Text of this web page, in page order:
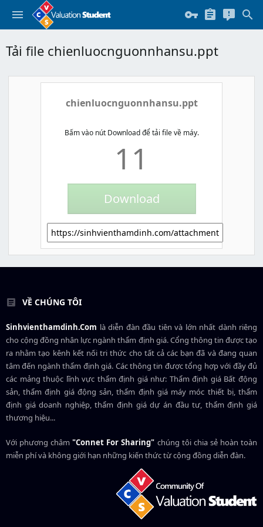
Tải file chienluocnguonnhansu.ppt
chienluocnguonnhansu.ppt
Bấm vào nút Download để tải file về máy.
11
VỀ CHÚNG TÔI
Sinhvienthamdinh.Com là diễn đàn đầu tiên và lớn nhất dành riêng
cho cộng đồng nhân lực ngànhthẩm định giá. Cổng thông tin được tạo
ra nhằm tạo kênh kết nối tri thức cho tất cả các bạn đã và đang quan
tâm đến ngành thẩm định giá. Các thông tin được tổng hợp với đầy đủ
các mảng thuộc lĩnh vực thẩm định giá như: Thẩm định giá Bất động
sản, thẩm định giá động sản, thẩm định giá máy móc thiết bị, thẩm
định giá doanh nghiệp, thẩm định giá dự án đầu tư, thẩm định giá
thương hiệu...
Với phương châm"Connet For Sharing" chúng tôi chia sẻ hoàn toàn
miễn phí và không giới hạn những kiến thức từ cộng đồng diễn đàn.